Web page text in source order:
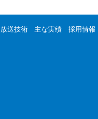
放送技術 主な実績 採用情報